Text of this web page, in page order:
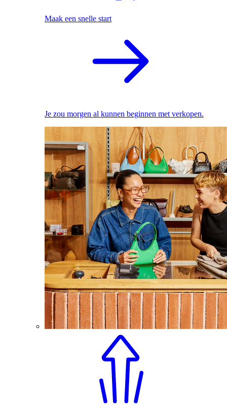
Maak een snelle start
Je zou morgen al kunnen beginnen met verkopen.